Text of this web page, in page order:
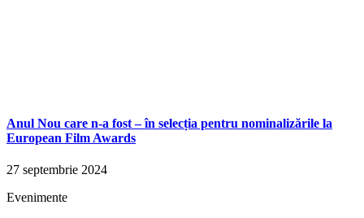
Anul Nou care n-a fost – în selecția pentru nominalizările la
European Film Awards
27 septembrie 2024
Evenimente